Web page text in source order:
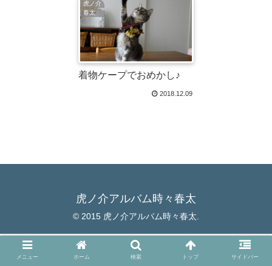
虎ノ介
春太
着物ケープでおめかし♪
2018.12.09
虎ノ介アルバム時々春太
© 2015 虎ノ介アルバム時々春太.
メニュー ホーム 検索 トップ サイドバー